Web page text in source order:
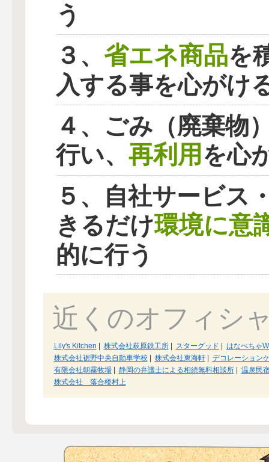
う
３、 省エネ商品を
入する事を心がけ
４、ごみ（廃棄物
行い、 再利用を心
５、自社サービス
きるだけ環境に意
的に行う
近くのオフィシ
Lily's Kitchen 株式会社萩原鉄工所| スターグッド
はなぺちゃ
株式会社裾野中央自動車学校| 株式会社東海軒|
デコレーション
有限会社朝霧牧場| 静岡の弁護士による相続無料相談所|
温泉民
株式会社 落合楼村上